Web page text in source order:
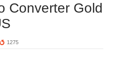
Converter Gold
1275